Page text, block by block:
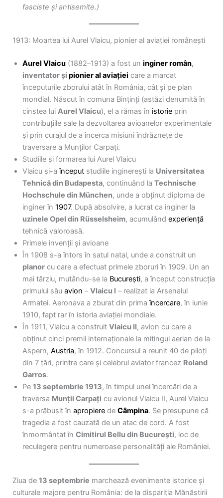
fasciste și antisemite.)
1913: Moartea lui Aurel Vlaicu, pionier al aviației românești
Aurel Vlaicu (1882–1913) a fost un inginer român,
inventator și pionier al aviației care a marcat
începuturile zborului atât în România, cât și pe plan
mondial. Născut în comuna Binținți (astăzi denumită în
cinstea lui Aurel Vlaicu), el a rămas în istorie prin
contribuțiile sale la dezvoltarea avioanelor experimentale
și prin curajul de a încerca misiuni îndrăznețe de
traversare a Munților Carpați.
Studiile și formarea lui Aurel Vlaicu
Vlaicu și-aînceput studiile inginerești la Universitatea
Tehnică din Budapesta, continuând la Technische
Hochschule din München, unde a obținut diploma de
inginer în 1907. După absolvire, a lucrat ca inginer la
uzinele Opel din Rüsselsheim, acumulând experiență
tehnică valoroasă.
Primele invenții și avioane
În 1908 s-a întors în satul natal, unde a construit un
planor cu care a efectuat primele zboruri în 1909. Un an
mai târziu, mutându-se la București, a început construcția
primului său avion –Vlaicu I – realizat la Arsenalul
Armatei. Aeronava a zburat din primaîncercare, în iunie
1910, fapt rar în istoria aviației mondiale.
În 1911, Vlaicu a construit Vlaicu II, avion cu care a
obținut cinci premii internaționale la mitingul aerian de la
Aspern, Austria, în 1912. Concursul a reunit 40 de piloți
din 7 țări, printre care și celebrul aviator francez Roland
Garros.
Pe 13 septembrie 1913, în timpul unei încercări de a
traversa Munții Carpați cu avionul Vlaicu II, Aurel Vlaicu
s-a prăbușit în apropiere de Câmpina. Se presupune că
tragedia a fost cauzată de un atac de cord. A fost
înmormântat în Cimitirul Bellu din București, loc de
reculegere pentru numeroase personalități ale României.
Ziua de 13 septembrie marchează evenimente istorice și
culturale majore pentru România: de la dispariția Mănăstirii